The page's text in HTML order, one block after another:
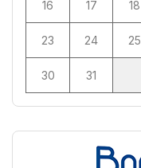
16 17 18
23 24 25
30 31